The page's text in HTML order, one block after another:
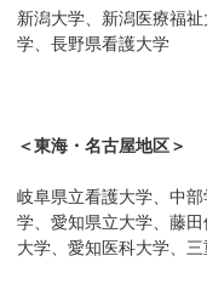
新潟大学、新潟医療福
学、長野県看護大学
＜東海・名古屋地区＞
岐阜県立看護大学、中
学、愛知県立大学、藤
大学、愛知医科大学、